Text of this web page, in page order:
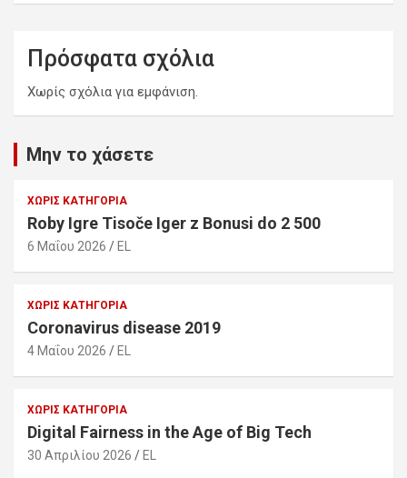
Πρόσφατα σχόλια
Χωρίς σχόλια για εμφάνιση.
Μην το χάσετε
ΧΩΡΊΣ ΚΑΤΗΓΟΡΊΑ
Roby Igre Tisoče Iger z Bonusi do 2 500
6 Μαΐου 2026 EL
ΧΩΡΊΣ ΚΑΤΗΓΟΡΊΑ
Coronavirus disease 2019
4 Μαΐου 2026 EL
ΧΩΡΊΣ ΚΑΤΗΓΟΡΊΑ
Digital Fairness in the Age of Big Tech
30 Απριλίου 2026 EL